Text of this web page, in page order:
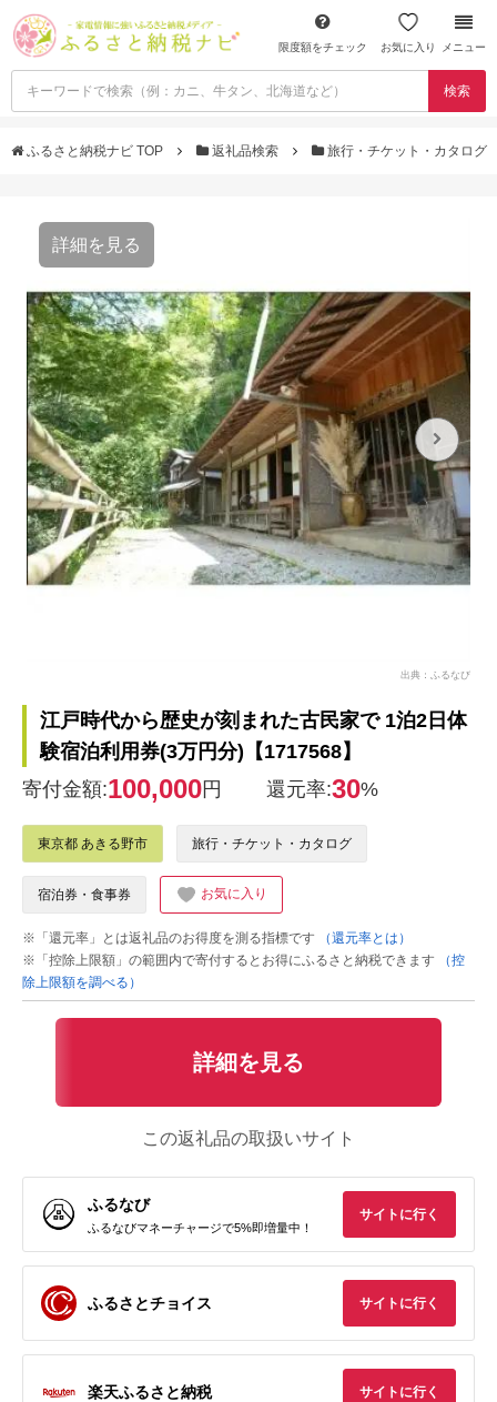
限度額をチェック お気に入り メニュー
検索
ふるさと納税ナビ TOP 返礼品検索 旅行・チケット・カタログ
詳細を見る
出典：ふるなび
江戸時代から歴史が刻まれた古民家で 1泊2日体
験宿泊利用券(3万円分)【1717568】
寄付金額:100,000円 還元率:30%
東京都 あきる野市 旅行・チケット・カタログ
宿泊券・食事券 お気に入り
※「還元率」とは返礼品のお得度を測る指標です
（還元率とは）
※「控除上限額」の範囲内で寄付するとお得にふるさと納税できます
（控
除上限額を調べる）
詳細を見る
この返礼品の取扱いサイト
ふるなび
ふるなびマネーチャージで5%即増量中！
サイトに行く
ふるさとチョイス サイトに行く
楽天ふるさと納税 サイトに行く